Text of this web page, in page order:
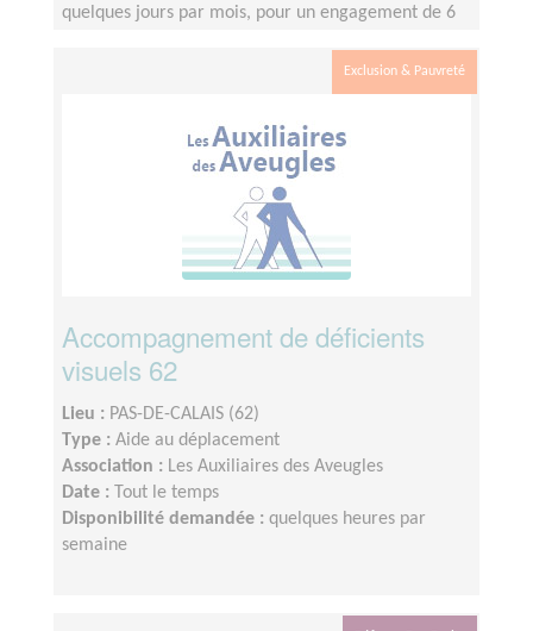
quelques jours par mois, pour un engagement de 6
Exclusion & Pauvreté
Accompagnement de déficients
visuels 62
Lieu : PAS-DE-CALAIS (62)
Type : Aide au déplacement
Association : Les Auxiliaires des Aveugles
Date :
Tout le temps
Disponibilité demandée : quelques heures par
semaine